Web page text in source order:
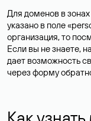
Для доменов в
указано в поле
организация, то
Если вы не знаете,
дает возможность
через форму